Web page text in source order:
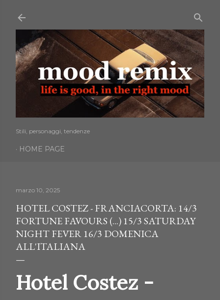
Stili, personaggi, tendenze
HOME PAGE
marzo 10, 2025
HOTEL COSTEZ - FRANCIACORTA: 14/3
FORTUNE FAVOURS (...) 15/3 SATURDAY
NIGHT FEVER 16/3 DOMENICA
ALL'ITALIANA
Hotel Costez -